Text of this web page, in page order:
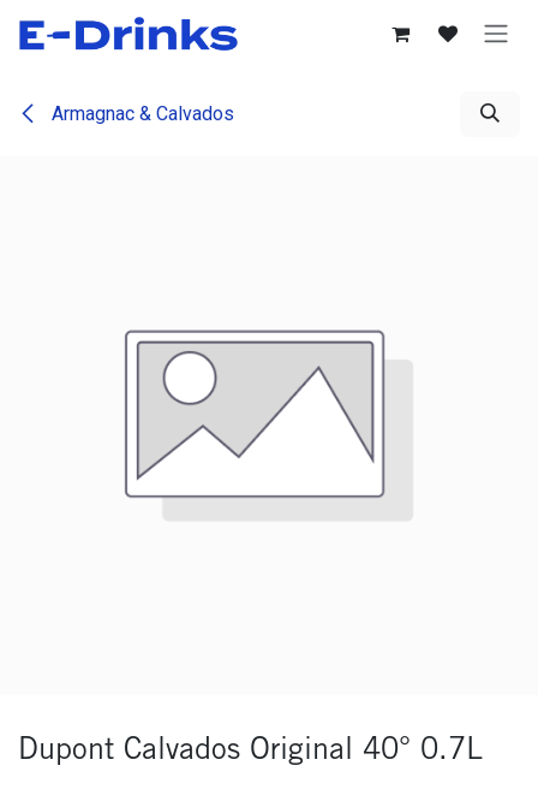
Se rendre au contenu
Armagnac & Calvados
Dupont Calvados Original 40° 0.7L